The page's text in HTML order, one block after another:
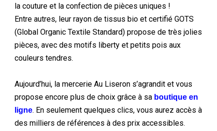
la couture et la confection de pièces uniques !
Entre autres, leur rayon de tissus bio et certifié GOTS
(Global Organic Textile Standard) propose de très jolies
pièces, avec des motifs liberty et petits pois aux
couleurs tendres.
Aujourd’hui, la mercerie Au Liseron s’agrandit et vous
propose encore plus de choix grâce à sa boutique en
ligne. En seulement quelques clics, vous aurez accès à
des milliers de références à des prix accessibles.